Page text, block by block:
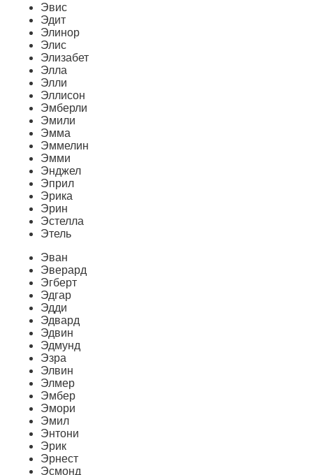
Эвис
Эдит
Элинор
Элис
Элизабет
Элла
Элли
Эллисон
Эмберли
Эмили
Эмма
Эммелин
Эмми
Энджел
Эприл
Эрика
Эрин
Эстелла
Этель
Эван
Эверард
Эгберт
Эдгар
Эдди
Эдвард
Эдвин
Эдмунд
Эзра
Элвин
Элмер
Эмбер
Эмори
Эмил
Энтони
Эрик
Эрнест
Эсмонд